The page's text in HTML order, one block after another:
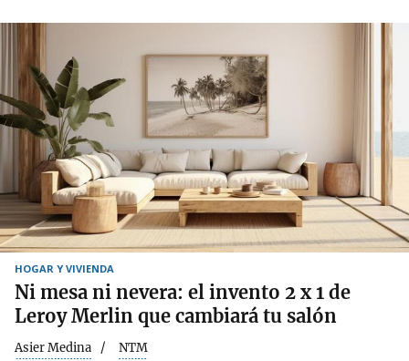
HOGAR Y VIVIENDA
Ni mesa ni nevera: el invento 2 x 1 de
Leroy Merlin que cambiará tu salón
Asier Medina NTM